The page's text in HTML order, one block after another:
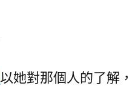
以她對那個人的了解，